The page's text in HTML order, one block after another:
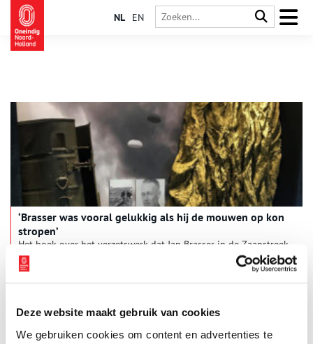
Deze website maakt gebruik van cookies
We gebruiken cookies om content en advertenties te
NL EN
‘Brasser was vooral gelukkig als hij de mouwen op kon
stropen’
Het boek over het verzetswerk dat Jan Brasser in de Zaanstreek
pleegde, kon verschijnen dankzij een financiële bijdrage van
Tata Steel, de huidige eigenaar van Hoogovens, waar Brasser
voor en tijdens de oorlog als smelter werkte. Auteur Filip